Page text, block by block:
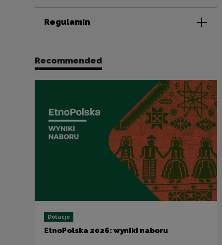
Regulamin
Recommended
Dotacje
EtnoPolska 2026: wyniki naboru